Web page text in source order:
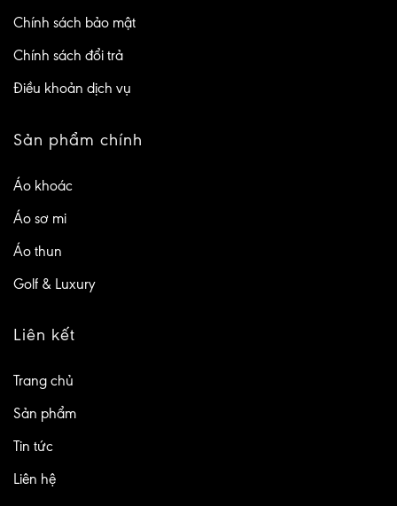
Chính sách bảo mật
Chính sách đổi trả
Điều khoản dịch vụ
Sản phẩm chính
Áo khoác
Áo sơ mi
Áo thun
Golf & Luxury
Liên kết
Trang chủ
Sản phẩm
Tin tức
Liên hệ